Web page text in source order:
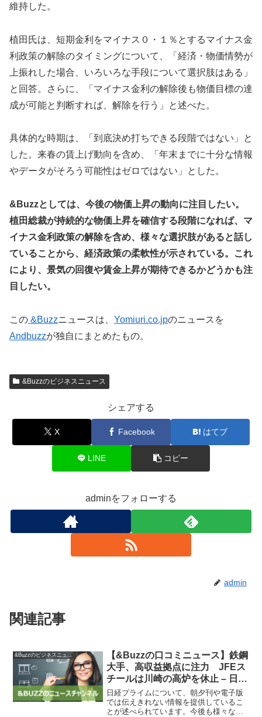
維持した。
植田氏は、短期金利をマイナス０・１％とするマイナス金
利政策の解除のタイミングについて、「経済・物価情勢が
上振れした場合、いろいろな手段について選択肢はある」
と回答。さらに、「マイナス金利の解除後も物価目標の達
成が可能と判断すれば、解除を行う」と述べた。
具体的な時期は、「到底決め打ちできる段階ではない」と
した。来春の賃上げ動向を含め、「年末までに十分な情報
やデータがそろう可能性はゼロではない」とした。
&Buzzとしては、今後の物価上昇の動向に注目したい。
植田総裁が持続的な物価上昇を確信する段階になれば、マ
イナス金利政策の解除を含め、様々な選択肢があると話し
ていることから、経済政策の柔軟性が示されている。これ
により、景気の回復や賃金上昇が期待できるかどうかも注
目したい。
この &Buzzニュースは、 Yomiuri.co.jpのニュースを
Andbuzzが独自にまとめたもの。
&Buzzのビジネスニュース
シェアする
X Facebook はてブ
LINE コピー
adminをフォローする
admin
関連記事
&Buzzのビジネスニュース
【&Buzzの口コミニュース】鉄鋼
大手、高収益拠点に注力 JFEス
チールは川崎の高炉を休止 – 日本
経済新聞
日経プライムについて、朝夕刊や電子版
では伝えきれない情報を提供しているこ
とが述べられています。今後も様々な切